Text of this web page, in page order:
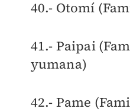
40.- Otomí
41.- Paipai
yumana)
42.- Pame